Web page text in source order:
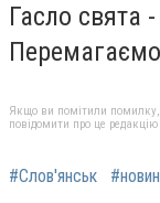
Гасло свята
Якщо ви помітили помилку,
повідомити про це редакцію
#Слов'янськ